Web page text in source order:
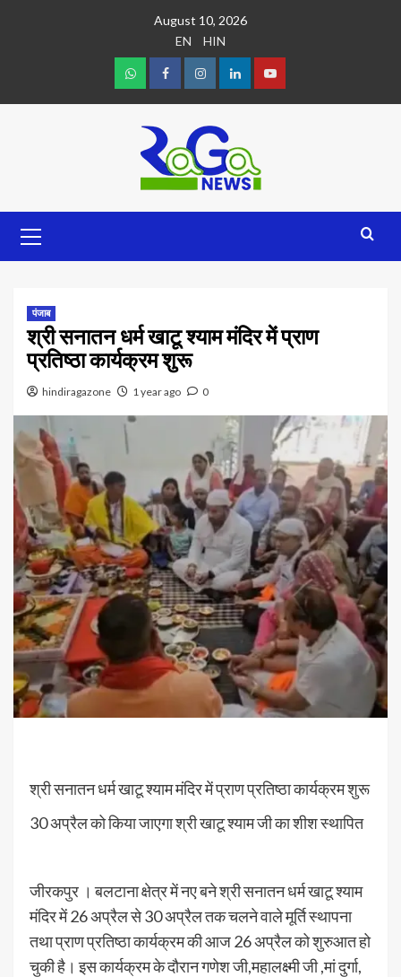
August 10, 2026
EN
HIN
पंजाब
श्री सनातन धर्म खाटू श्याम मंदिर में प्राण
प्रतिष्ठा कार्यक्रम शुरू
hindiragazone 1 year ago 0
श्री सनातन धर्म खाटू श्याम मंदिर में प्राण प्रतिष्ठा कार्यक्रम शुरू
30 अप्रैल को किया जाएगा श्री खाटू श्याम जी का शीश स्थापित
जीरकपुर । बलटाना क्षेत्र में नए बने श्री सनातन धर्म खाटू श्याम
मंदिर में 26 अप्रैल से 30 अप्रैल तक चलने वाले मूर्ति स्थापना
तथा प्राण प्रतिष्ठा कार्यक्रम की आज 26 अप्रैल को शुरुआत हो
चुकी है। इस कार्यक्रम के दौरान गणेश जी,महालक्ष्मी जी ,मां दुर्गा,